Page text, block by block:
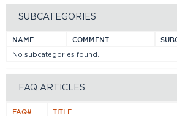
SUBCATEGORIES
NAME COMMENT
No subcategories found.
FAQ ARTICLES
FAQ# TITLE